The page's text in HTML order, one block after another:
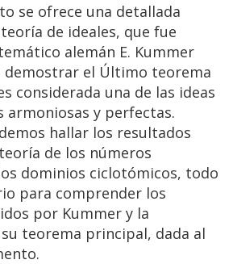
se ofrece una detallada
de ideales, que fue
alemán E. Kummer
el Último teorema
considerada una de las ideas
armoniosas y perfectas.
hallar los resultados
de los números
dominios ciclotómicos, todo
para comprender los
por Kummer y la
teorema principal, dada al